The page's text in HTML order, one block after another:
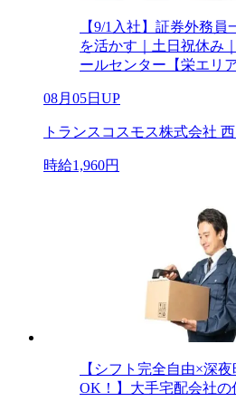
【9/1入社】証券外務
を活かす｜土日祝休み
ールセンター【栄エリア
08月05日UP
トランスコスモス株式会社
時給1,960円
【シフト完全自由×深
OK！】大手宅配会社の